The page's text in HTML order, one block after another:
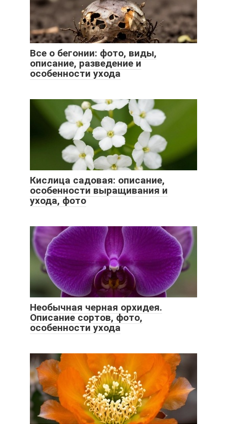
Все о бегонии: фото, виды,
описание, разведение и
особенности ухода
Кислица садовая: описание,
особенности выращивания и
ухода, фото
Необычная черная орхидея.
Описание сортов, фото,
особенности ухода